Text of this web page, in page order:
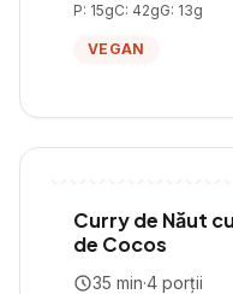
P: 15gC: 42gG: 13g
VEGAN
Curry de Năut
de Cocos
35 min·4 porții